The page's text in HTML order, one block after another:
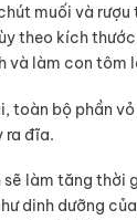
muối và rượu
theo kích
và làm con tôm
toàn bộ phần vỏ
ra đĩa.
sẽ làm tăng thời
dinh dưỡng